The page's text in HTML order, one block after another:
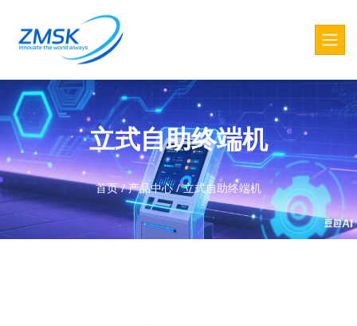
立式自助终端机
首页/产品中心/立式自助终端机